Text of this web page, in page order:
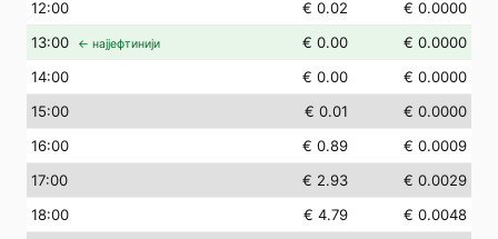
12:00 € 0.02
€ 0.0000
13:00 ← најјефтинији € 0.00
€ 0.0000
14:00 € 0.00
€ 0.0000
15:00 € 0.01
€ 0.0000
16:00 € 0.89
€ 0.0009
17:00 € 2.93
€ 0.0029
18:00 € 4.79
€ 0.0048